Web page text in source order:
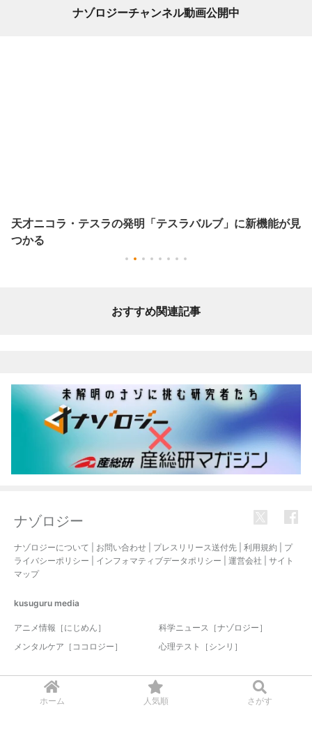
ホーム 人気順 さがす
ナゾロジーチャンネル動画公開中
天才ニコラ・テスラの発明「テスラバルブ」に新機能が見
つかる
おすすめ関連記事
ナゾロジー
ナゾロジーについて お問い合わせ プレスリリース送付先 利用規約
プ
ライバシーポリシー
インフォマティブデータポリシー 運営会社
サイト
マップ
kusuguru media
アニメ情報［にじめん］
科学ニュース［ナゾロジー］
メンタルケア［ココロジー］
心理テスト［シンリ］
© 2017-2026 nazology. all rights reserved.